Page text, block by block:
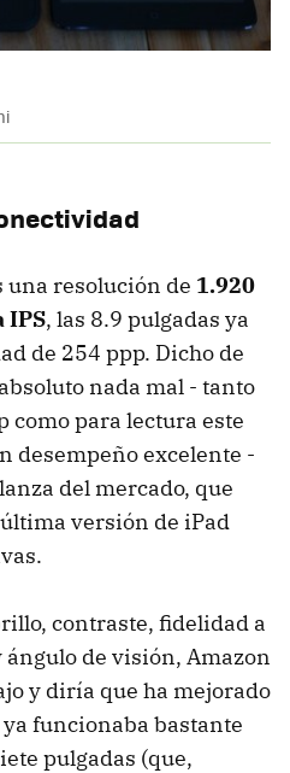
una resolución de 1.920
IPS, las 8.9 pulgadas ya
de 254 ppp. Dicho de
nada mal - tanto
como para lectura este
desempeño excelente -
del mercado, que
versión de iPad
contraste, fidelidad a
de visión, Amazon
y diría que ha mejorado
funcionaba bastante
pulgadas (que,